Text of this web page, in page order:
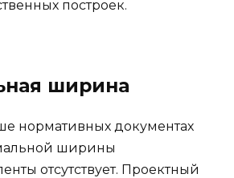
построек.
ширина
нормативных документах
ширины
отсутствует. Проектный